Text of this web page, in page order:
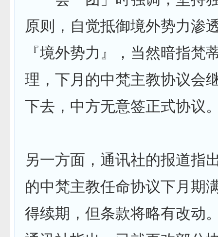
原则，自觉抵御境外势力渗
『境外势力』，当然暗指梵
理，下月的中梵主教协议会
下去，中方无意签正式协议
另一方面，通讯社的报道指
的中梵主教任命协议下月期
得续期，但条款将略有改动